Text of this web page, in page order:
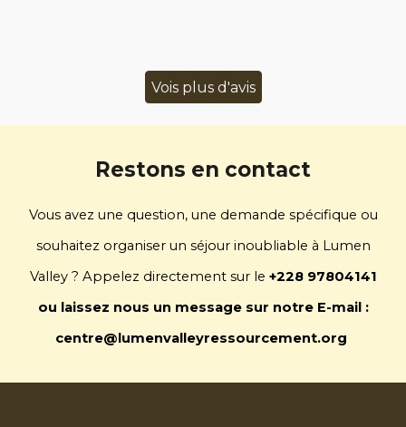
Vois plus d'avis
Restons en contact
Vous avez une question, une demande spécifique ou
souhaitez organiser un séjour inoubliable à Lumen
Valley ? Appelez directement sur le +228 97804141
ou laissez nous un message sur notre E-mail :
centre@lumenvalleyressourcement.org